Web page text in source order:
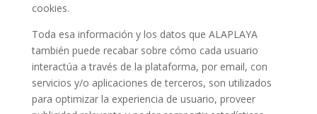
cookies.
Toda esa información y los datos que ALAPLAYA
también puede recabar sobre cómo cada usuario
interactúa a través de la plataforma, por email, con
servicios y/o aplicaciones de terceros, son utilizados
para optimizar la experiencia de usuario, proveer